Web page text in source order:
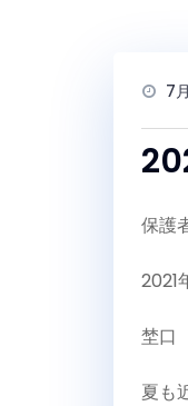
7
保護
2021
埜口
夏も